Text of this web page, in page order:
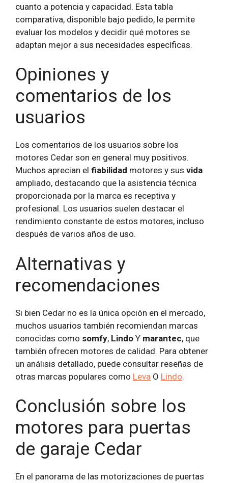
cuanto a potencia y capacidad. Esta tabla
comparativa, disponible bajo pedido, le permite
evaluar los modelos y decidir qué motores se
adaptan mejor a sus necesidades específicas.
Opiniones y
comentarios de los
usuarios
Los comentarios de los usuarios sobre los
motores Cedar son en general muy positivos.
Muchos aprecian el fiabilidad motores y sus vida
ampliado, destacando que la asistencia técnica
proporcionada por la marca es receptiva y
profesional. Los usuarios suelen destacar el
rendimiento constante de estos motores, incluso
después de varios años de uso.
Alternativas y
recomendaciones
Si bien Cedar no es la única opción en el mercado,
muchos usuarios también recomiendan marcas
conocidas como somfy, Lindo Y marantec, que
también ofrecen motores de calidad. Para obtener
un análisis detallado, puede consultar reseñas de
otras marcas populares como Leva O Lindo.
Conclusión sobre los
motores para puertas
de garaje Cedar
En el panorama de las motorizaciones de puertas